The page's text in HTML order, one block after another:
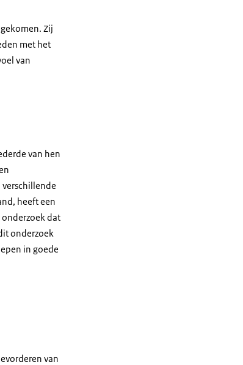
Zij
met het
van
van hen
heeft een
onderzoek dat
onderzoek
in goede
van